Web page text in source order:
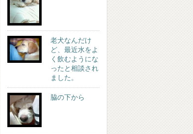
老犬なんだけ
ど、最近水をよ
く飲むようにな
ったと相談され
ました。
脇の下から